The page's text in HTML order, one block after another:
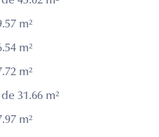
m²
m²
m²
31.66 m²
m²